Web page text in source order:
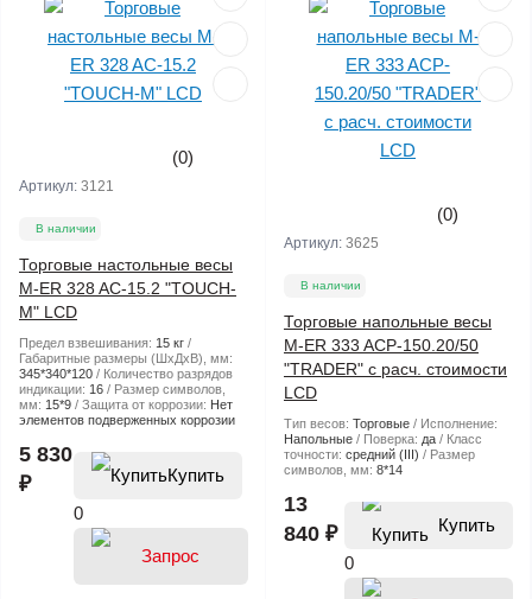
(0)
Артикул: 3121
В наличии
Торговые настольные весы
M-ER 328 AC-15.2 "TOUCH-
M" LCD
Предел взвешивания: 15 кг
Габаритные размеры (ШхДхВ), мм:
345*340*120
Количество разрядов
индикации: 16
Размер символов,
мм: 15*9 Защита от коррозии: Нет
элементов подверженных коррозии
5 830
₽
Купить
0
(0)
Артикул: 3625
В наличии
Торговые напольные весы
M-ER 333 ACP-150.20/50
"TRADER" с расч. стоимости
LCD
Тип весов: Торговые
Исполнение:
Напольные
Поверка: да
Класс
точности: средний (III)
Размер
символов, мм: 8*14
13
840 ₽
Купить
0